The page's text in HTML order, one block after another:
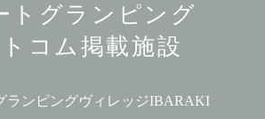
トグランピング
トコム掲載施設
ランピングヴィレッジIBARAKI